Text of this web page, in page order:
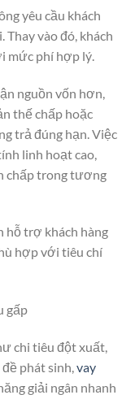
yêu cầu khách
vào đó, khách
mức phí hợp lý.
nguồn vốn hơn,
thế chấp hoặc
trả đúng hạn. Việc
linh hoạt cao,
chấp trong tương
hỗ trợ khách hàng
hợp với tiêu chí
gấp
chi tiêu đột xuất,
đề phát sinh,vay
giải ngân nhanh